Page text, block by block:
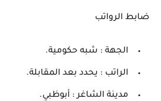
ضابط الرواتب
الجهة : شبه حكومية.
الراتب : يحدد بعد المقابلة.
مدينة الشاغر : أبوظبي.